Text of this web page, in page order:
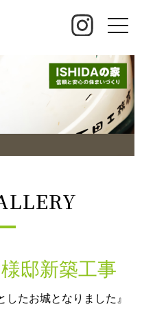
toggle
邸新築工事
したお城となりました』